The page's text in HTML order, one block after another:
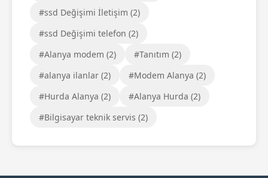
#ssd Değişimi İletişim (2)
#ssd Değişimi telefon (2)
#Alanya modem (2)
#Tanıtım (2)
#alanya ilanlar (2)
#Modem Alanya (2)
#Hurda Alanya (2)
#Alanya Hurda (2)
#Bilgisayar teknik servis (2)